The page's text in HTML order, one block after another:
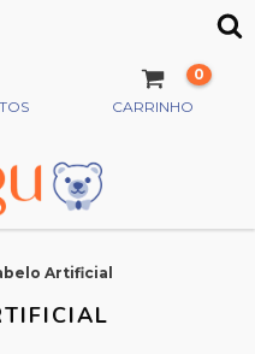
CARRINHO
0
Artificial